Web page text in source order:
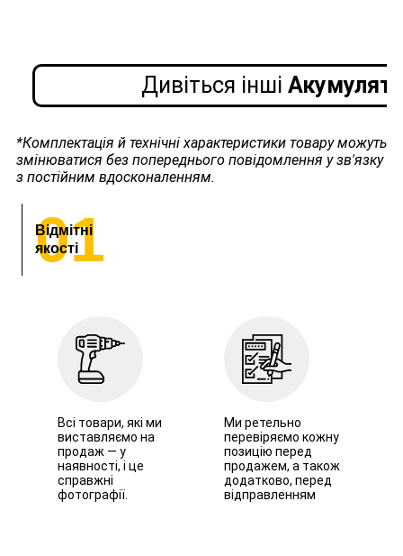
Дивіться інші
*Комплектація й технічні характеристики товару можуть
змінюватися без попереднього повідомлення у зв'язку
з постійним вдосконаленням.
01
Відмітні
якості
Всі товари, які ми
виставляємо на
продаж — у
наявності, і це
справжні
фотографії.
Ми ретельно
перевіряємо кожну
позицію перед
продажем, а також
додатково, перед
відправленням